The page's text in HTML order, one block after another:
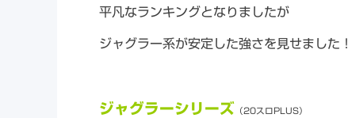
平凡なランキングとなりましたが
ジャグラー系が安定した強さを見せました！
ジャグラーシリーズ （20スロPLUS）